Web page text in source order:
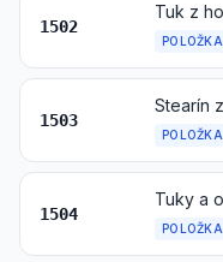
1502
POLOŽKA
1503
POLOŽKA
1504
POLOŽKA